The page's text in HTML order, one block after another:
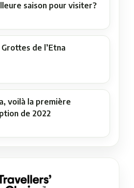
saison pour visiter?
Grottes de l’Etna
voilà la première
de 2022